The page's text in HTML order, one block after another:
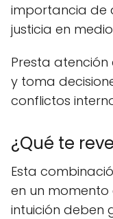
importancia de
justicia en
Presta atención
y toma
conflictos
¿Qué te
Esta
en un
intuición deben